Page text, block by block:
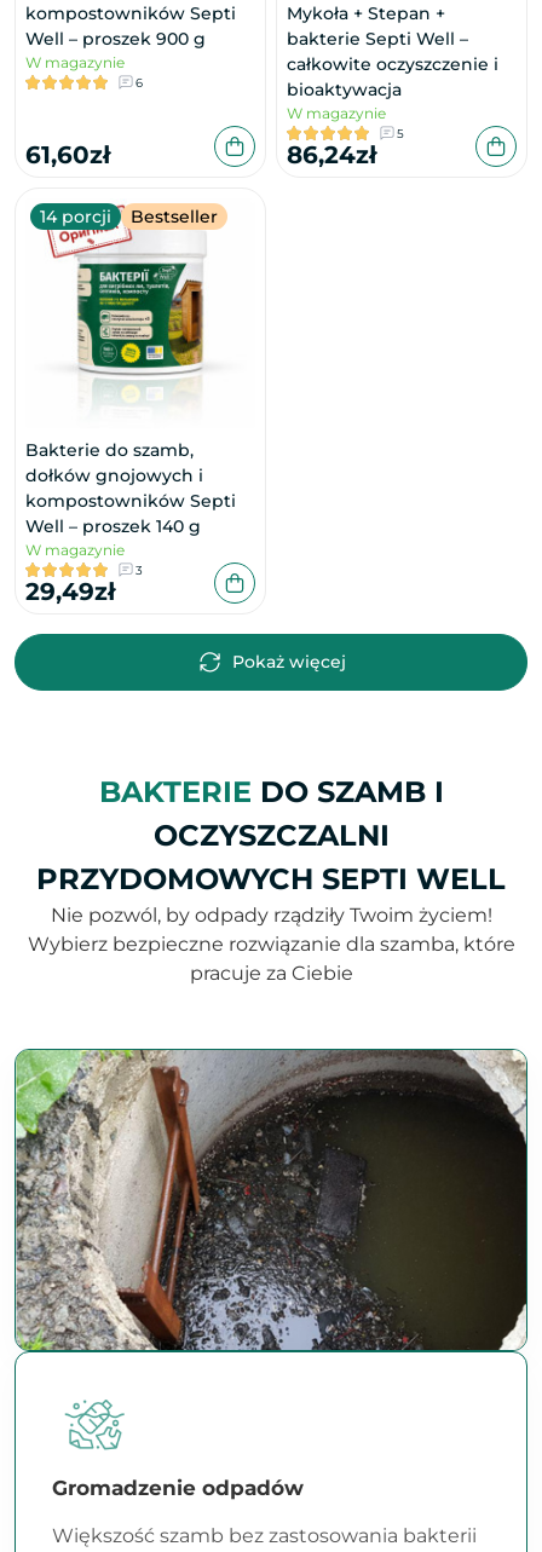
kompostowników Septi
Well – proszek 900 g
W magazynie
6
61,60zł
Mykoła + Stepan +
bakterie Septi Well –
całkowite oczyszczenie i
bioaktywacja
W magazynie
5
86,24zł
14 porcji Bestseller
Bakterie do szamb,
dołków gnojowych i
kompostowników Septi
Well – proszek 140 g
W magazynie
3
29,49zł
Pokaż więcej
BAKTERIE DO SZAMB I
OCZYSZCZALNI
PRZYDOMOWYCH SEPTI WELL
Nie pozwól, by odpady rządziły Twoim życiem!
Wybierz bezpieczne rozwiązanie dla szamba, które
pracuje za Ciebie
Gromadzenie odpadów
Większość szamb bez zastosowania bakterii